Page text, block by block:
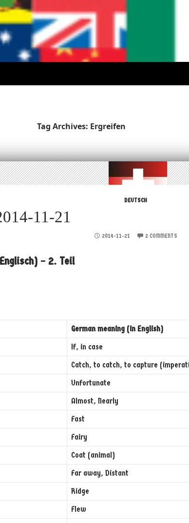
Tag Archives: Ergreifen
DEUTSCH
11-21
2014-11-21 2 COMMENTS
– 2. Teil
German meaning (in English)
If, in case
Catch, to catch, to capture
Unfortunate
Almost, Nearly
Fast
Fairy
Coat (animal)
Far away, Distant
Ridge
Flew